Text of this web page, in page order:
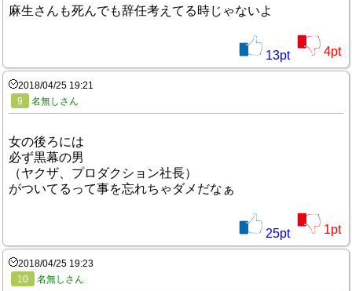
麻生さんも死んでも辞任考えてる時じゃないよ
13pt 4pt
2018/04/25 19:21
9
名無しさん
女の後ろには
必ず黒幕の男
（ヤクザ、プロダクション社長）
がついてるって事を忘れちゃダメだなぁ
25pt 1pt
2018/04/25 19:23
10
名無しさん